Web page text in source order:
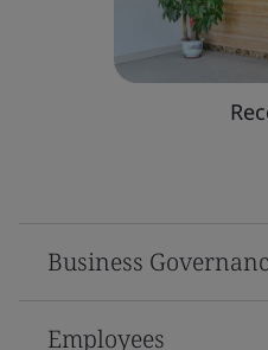
Business
Employees